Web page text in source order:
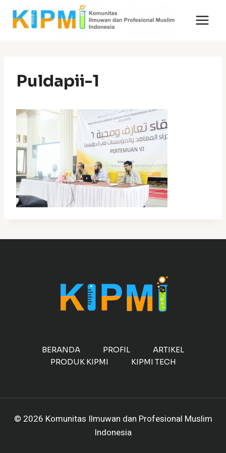
Skip
Puldapii-1
BERANDA PROFIL
ARTIKEL
PRODUK KIPMI
KIPMI TECH
© 2026 Komunitas Ilmuwan dan Profesional Muslim
Indonesia